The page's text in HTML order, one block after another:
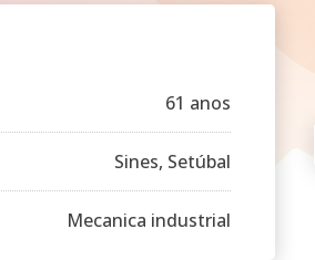
61 anos
Sines, Setúbal
Mecanica industrial